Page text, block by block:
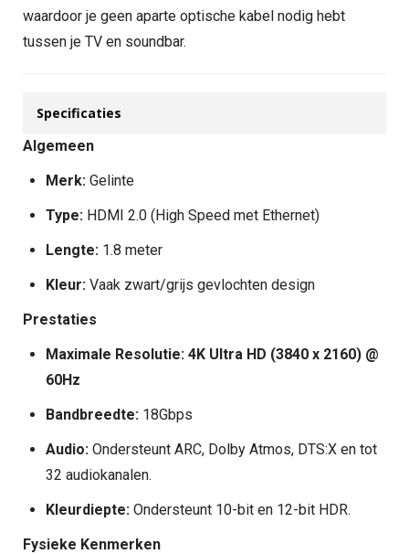
waardoor je geen aparte optische kabel nodig hebt
tussen je TV en soundbar.
Specificaties
Algemeen
Merk: Gelinte
Type: HDMI 2.0 (High Speed met Ethernet)
Lengte: 1.8 meter
Kleur: Vaak zwart/grijs gevlochten design
Prestaties
Maximale Resolutie: 4K Ultra HD (3840 x 2160) @
60Hz
Bandbreedte: 18Gbps
Audio: Ondersteunt ARC, Dolby Atmos, DTS:X en tot
32 audiokanalen.
Kleurdiepte: Ondersteunt 10-bit en 12-bit HDR.
Fysieke Kenmerken